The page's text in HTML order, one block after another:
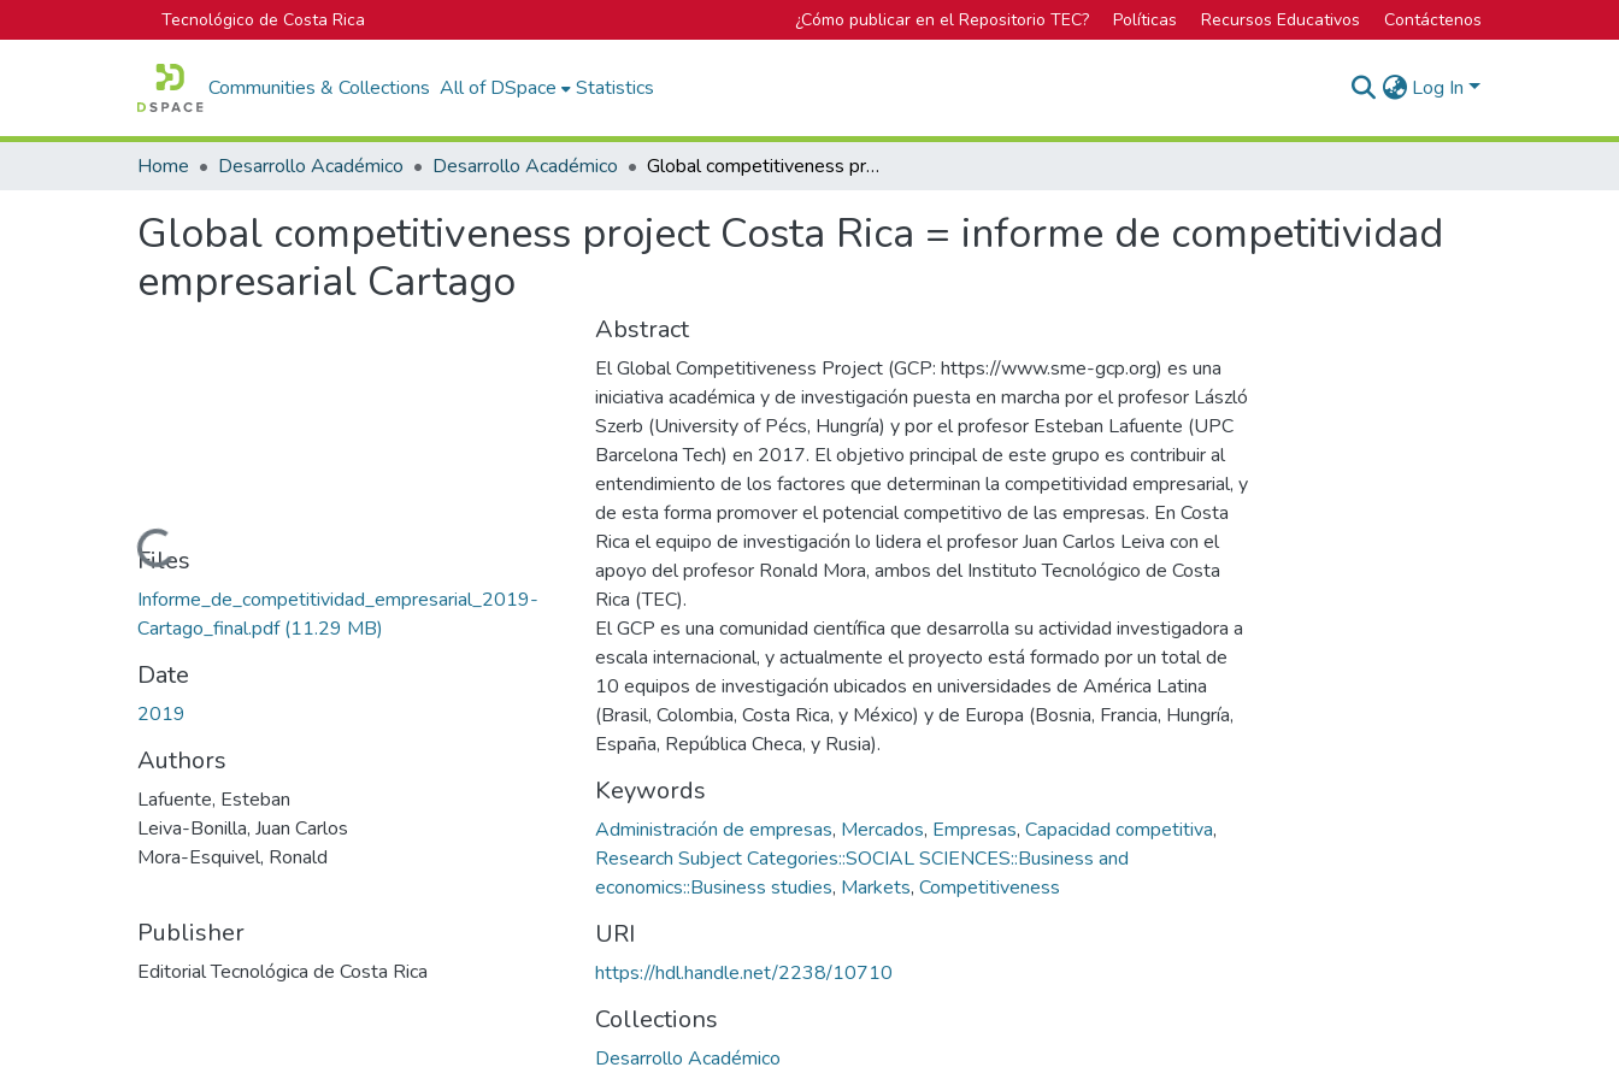
Tecnológico de Costa Rica ¿Cómo publicar en el Repositorio TEC? Políticas Recursos Educativos Contáctenos
Communities & Collections All of DSpace Statistics Log In
Home Desarrollo Académico Desarrollo Académico Global competitiveness project Costa Rica = informe de competitividad empresarial Cartago
Global competitiveness project Costa Rica = informe de competitividad
empresarial Cartago
Loading...
Files
Informe_de_competitividad_empresarial_2019-
Cartago_final.pdf(11.29 MB)
Date
2019
Authors
Lafuente, Esteban
Leiva-Bonilla, Juan Carlos
Mora-Esquivel, Ronald
Publisher
Editorial Tecnológica de Costa Rica
Abstract
El Global Competitiveness Project (GCP: https://www.sme-gcp.org) es una
iniciativa académica y de investigación puesta en marcha por el profesor László
Szerb (University of Pécs, Hungría) y por el profesor Esteban Lafuente (UPC
Barcelona Tech) en 2017. El objetivo principal de este grupo es contribuir al
entendimiento de los factores que determinan la competitividad empresarial, y
de esta forma promover el potencial competitivo de las empresas. En Costa
Rica el equipo de investigación lo lidera el profesor Juan Carlos Leiva con el
apoyo del profesor Ronald Mora, ambos del Instituto Tecnológico de Costa
Rica (TEC).
El GCP es una comunidad científica que desarrolla su actividad investigadora a
escala internacional, y actualmente el proyecto está formado por un total de
10 equipos de investigación ubicados en universidades de América Latina
(Brasil, Colombia, Costa Rica, y México) y de Europa (Bosnia, Francia, Hungría,
España, República Checa, y Rusia).
Keywords
Administración de empresas, Mercados, Empresas, Capacidad competitiva,
Research Subject Categories::SOCIAL SCIENCES::Business and
economics::Business studies, Markets, Competitiveness
URI
https://hdl.handle.net/2238/10710
Collections
Desarrollo Académico